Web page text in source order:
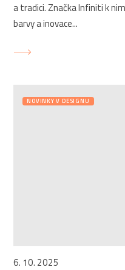
a tradici. Značka Infiniti k
barvy a inovace...
NOVINKY V DESIGNU
6. 10. 2025